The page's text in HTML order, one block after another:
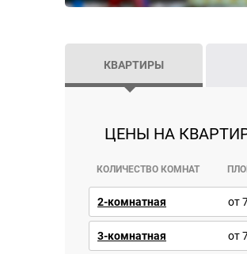
КВАРТИРЫ
ЦЕНЫ НА
КОЛИЧЕСТВО КОМНАТ
2-комнатная от
3-комнатная от